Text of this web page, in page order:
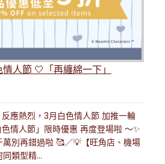
人節 🤍「再纏綿一下」
應熱烈，3月白色情人節 加推一輪
情人節」限時優惠 再度登場啦 ～✨
別再錯過啦 🥰／💡【旺角店、機場
類型精...